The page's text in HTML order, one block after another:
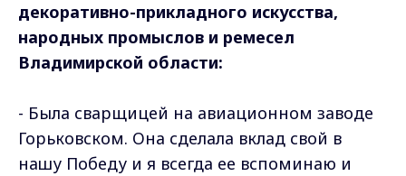
декоративно-прикладного искусства,
народных промыслов и ремесел
Владимирской области:
- Была сварщицей на авиационном заводе
Горьковском. Она сделала вклад свой в
нашу Победу и я всегда ее вспоминаю и